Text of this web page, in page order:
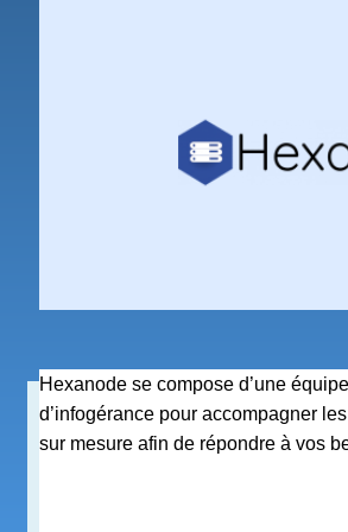
Hexanode se compose d’une
d’infogérance pour accompagner
sur mesure afin de répondre à vos